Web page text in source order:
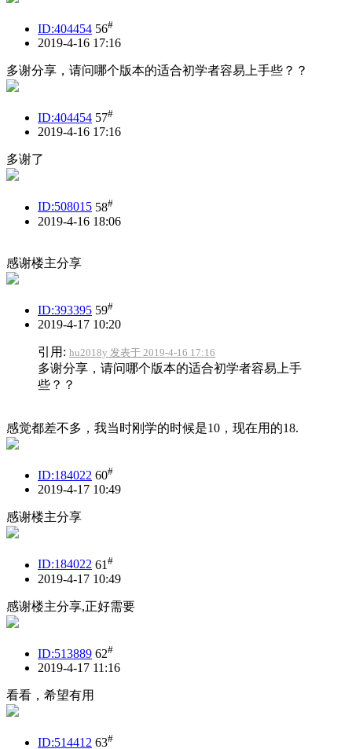
ID:404454 56#
2019-4-16 17:16
多谢分享，请问哪个版本的适合初学者容易上手些？？
ID:404454 57#
2019-4-16 17:16
多谢了
ID:508015 58#
2019-4-16 18:06
感谢楼主分享
ID:393395 59#
2019-4-17 10:20
引用: hu2018y 发表于 2019-4-16 17:16
多谢分享，请问哪个版本的适合初学者容易上手
些？？
感觉都差不多，我当时刚学的时候是10，现在用的18.
ID:184022 60#
2019-4-17 10:49
感谢楼主分享
ID:184022 61 #
2019-4-17 10:49
感谢楼主分享,正好需要
ID:513889 62#
2019-4-17 11:16
看看，希望有用
ID:514412 63#